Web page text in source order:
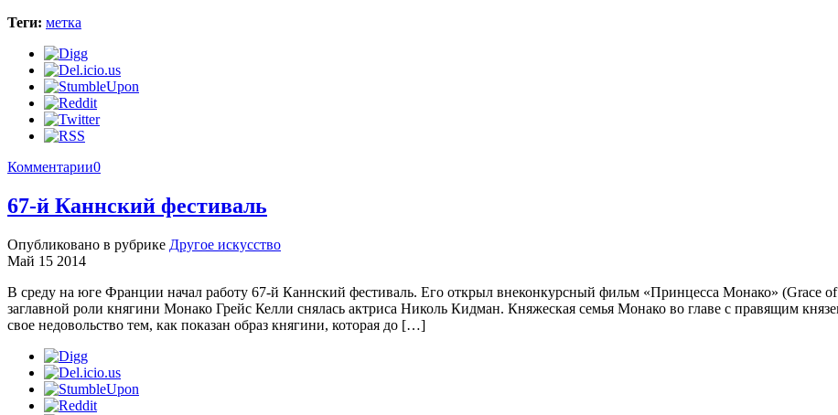
Теги: метка
Комментарии0
67-й Каннский фестиваль
Опубликовано в рубрике Другое искусство
Май 15 2014
В среду на юге Франции начал работу 67-й Каннский фестиваль. Его открыл внеконкурсный фильм «Принцесса Монако» (Grace
заглавной роли княгини Монако Грейс Келли снялась актриса Николь Кидман. Княжеская семья Монако во главе с правящим
свое недовольство тем, как показан образ княгини, которая до […]